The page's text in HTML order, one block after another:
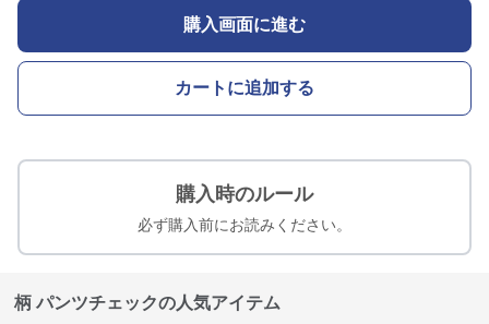
購入画面に進む
カートに追加する
購入時のルール
必ず購入前にお読みください。
柄 パンツチェックの人気アイテム